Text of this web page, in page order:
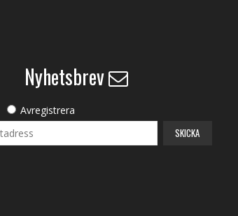
Nyhetsbrev
Avregistrera
SKICKA